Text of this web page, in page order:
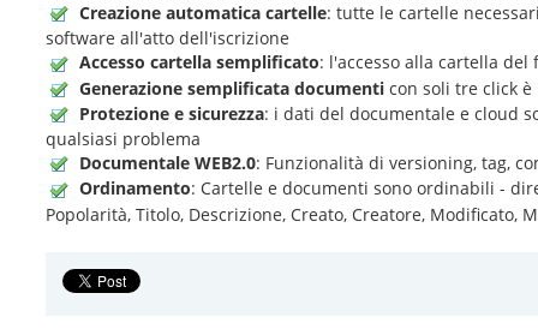
Creazione automatica cartelle: tutte le cartelle
software all'atto dell'iscrizione
Accesso cartella semplificato: l'accesso alla cartella
Generazione semplificata documenti con soli tre click
Protezione e sicurezza: i dati del documentale e cloud
qualsiasi problema
Documentale WEB2.0: Funzionalità di versioning, tag,
Ordinamento: Cartelle e documenti sono ordinabili -
Popolarità, Titolo, Descrizione, Creato, Creatore, Modificato,